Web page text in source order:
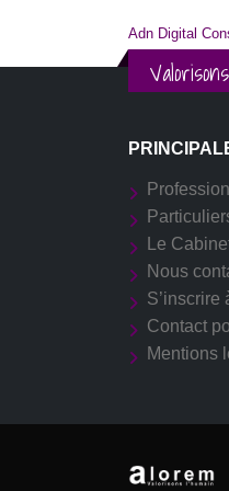
Adn Digital
Le
Nous
S’inscrire
Contact
Mentions